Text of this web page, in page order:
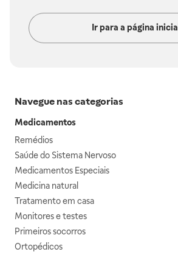
Ir para a página inicial
Navegue nas categorias
Medicamentos
Remédios
Saúde do Sistema Nervoso
Medicamentos Especiais
Medicina natural
Tratamento em casa
Monitores e testes
Primeiros socorros
Ortopédicos